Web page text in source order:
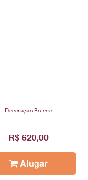
Decoração Boteco
R$ 620,00
Alugar